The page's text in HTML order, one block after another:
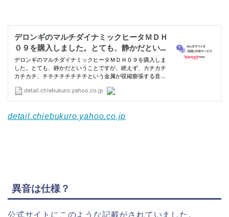
detail.chiebukuro.yahoo.co.jp
異音は仕様？
公式サイトにこのような記載がされていました。